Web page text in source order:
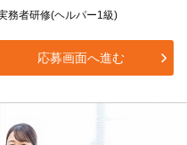
務者研修(ヘルパー1級)
応募画面へ進む